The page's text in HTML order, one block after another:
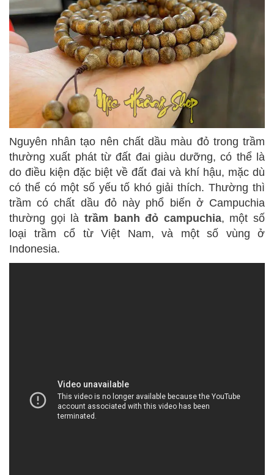
Nguyên nhân tạo nên chất dầu màu đỏ trong trầm
thường xuất phát từ đất đai giàu dưỡng, có thể là
do điều kiện đặc biệt về đất đai và khí hậu, mặc dù
có thể có một số yếu tố khó giải thích. Thường thì
trầm có chất dầu đỏ này phổ biến ở Campuchia
thường gọi là trầm banh đỏ campuchia, một số
loại trầm cổ từ Việt Nam, và một số vùng ở
Indonesia.